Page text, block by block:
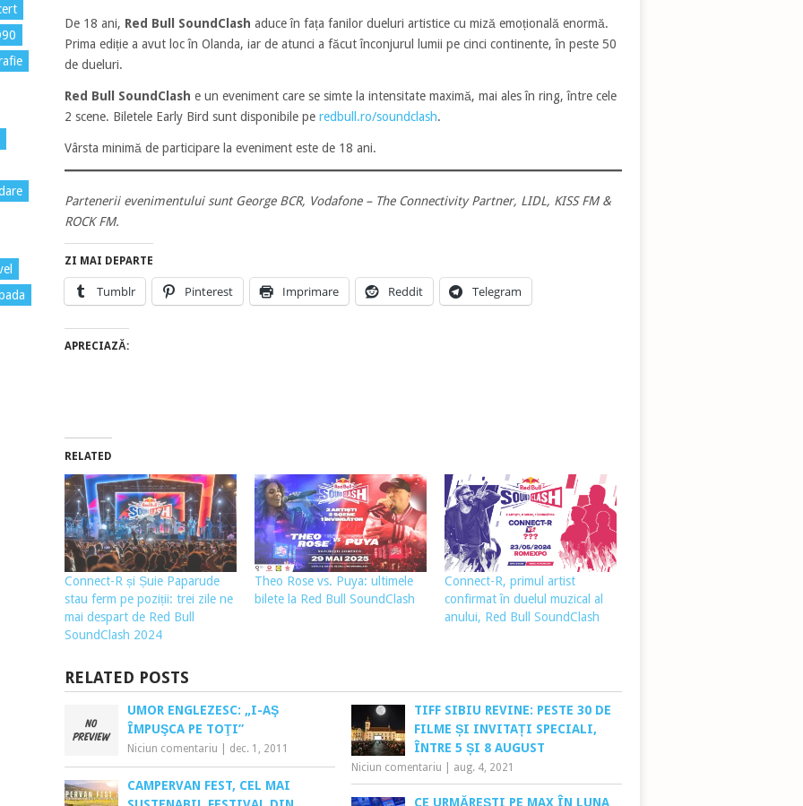
De 18 ani, Red Bull SoundClash aduce în fața fanilor dueluri artistice cu miză emoțională enormă.
Prima ediție a avut loc în Olanda, iar de atunci a făcut înconjurul lumii pe cinci continente, în peste 50
de dueluri.
Red Bull SoundClash e un eveniment care se simte la intensitate maximă, mai ales în ring, între cele
2 scene. Biletele Early Bird sunt disponibile pe redbull.ro/soundclash.
Vârsta minimă de participare la eveniment este de 18 ani.
Partenerii evenimentului sunt George BCR, Vodafone – The Connectivity Partner, LIDL, KISS FM &
ROCK FM.
ZI MAI DEPARTE
Tumblr Pinterest Imprimare Reddit Telegram
APRECIAZĂ:
RELATED
Connect-R și Șuie Paparude
stau ferm pe poziții: trei zile ne
mai despart de Red Bull
SoundClash 2024
Theo Rose vs. Puya: ultimele
bilete la Red Bull SoundClash
Connect-R, primul artist
confirmat în duelul muzical al
anului, Red Bull SoundClash
RELATED POSTS
UMOR ENGLEZESC: „I-AŞ
ÎMPUŞCA PE TOŢI”
Niciun comentariu dec. 1, 2011
TIFF SIBIU REVINE: PESTE 30 DE
FILME ȘI INVITAȚI SPECIALI,
ÎNTRE 5 ȘI 8 AUGUST
Niciun comentariu aug. 4, 2021
CAMPERVAN FEST, CEL MAI
CE URMĂREȘTI PE MAX ÎN LUNA